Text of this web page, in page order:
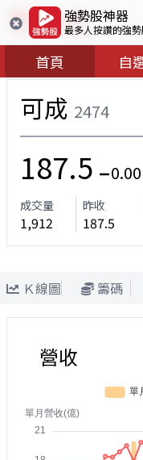
強勢股神器
最多人按讚的強
首頁 自
可成 2474
187.5
成交量
1,912
昨收
187.5
Ｋ線圖 籌碼
營收